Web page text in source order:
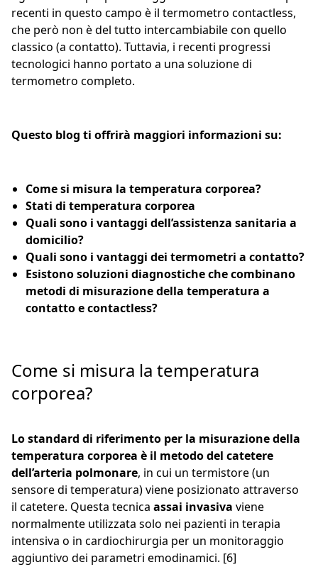
recenti in questo campo è il termometro contactless,
che però non è del tutto intercambiabile con quello
classico (a contatto). Tuttavia, i recenti progressi
tecnologici hanno portato a una soluzione di
termometro completo.
Questo blog ti offrirà maggiori informazioni su:
Come si misura la temperatura corporea?
Stati di temperatura corporea
Quali sono i vantaggi dell’assistenza sanitaria a
domicilio?
Quali sono i vantaggi dei termometri a contatto?
Esistono soluzioni diagnostiche che combinano
metodi di misurazione della temperatura a
contatto e contactless?
Come si misura la temperatura
corporea?
Lo standard di riferimento per la misurazione della
temperatura corporea è il metodo del catetere
dell’arteria polmonare, in cui un termistore (un
sensore di temperatura) viene posizionato attraverso
il catetere. Questa tecnica assai invasiva viene
normalmente utilizzata solo nei pazienti in terapia
intensiva o in cardiochirurgia per un monitoraggio
aggiuntivo dei parametri emodinamici. [6]